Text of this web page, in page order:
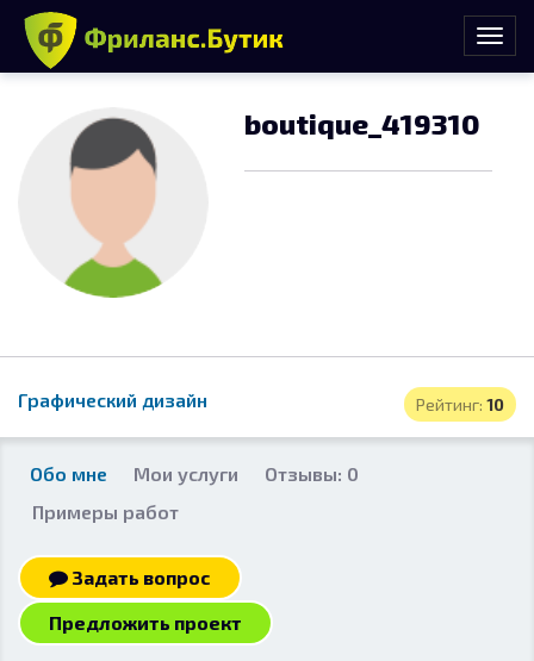
boutique_419310
Рейтинг: 10
Графический дизайн
Обо мне Мои услуги
Отзывы: 0
Примеры работ
Задать вопрос
Предложить проект